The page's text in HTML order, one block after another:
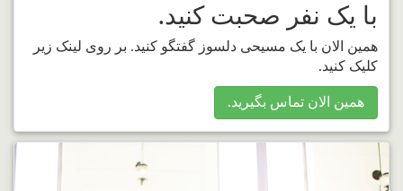
با یک نفر صحبت کنید.
همین الان با یک مسیحی دلسوز گفتگو کنید. بر روی لینک زیر
کلیک کنید.
همین الان تماس بگیرید.